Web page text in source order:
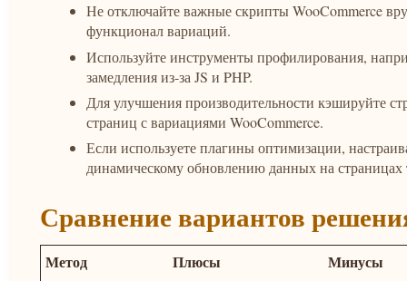
Не отключайте важные скрипты WooCommerce
функционал вариаций.
Используйте инструменты профилирования,
замедления из-за JS и PHP.
Для улучшения производительности кэшируйте
страниц с вариациями WooCommerce.
Если используете плагины оптимизации,
динамическому обновлению данных на страницах
Сравнение вариантов
Метод Плюсы Минусы